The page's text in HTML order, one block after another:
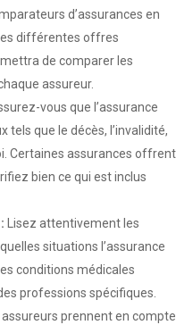
d’assurances en
différentes offres
de comparer les
assureur.
vous que l’assurance
que le décès, l’invalidité,
Certaines assurances offrent
bien ce qui est inclus
Lisez attentivement les
situations l’assurance
conditions médicales
professions spécifiques.
assureurs prennent en compte